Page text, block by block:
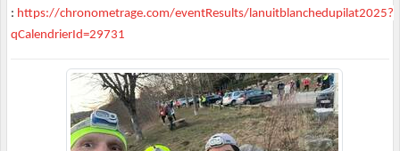
: https://chronometrage.com/eventResults/lanuitblanchedupilat2025?
qCalendrierId=29731